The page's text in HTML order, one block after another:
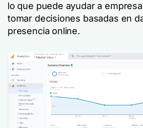
lo que puede ayudar a
tomar decisiones basadas en
presencia online.